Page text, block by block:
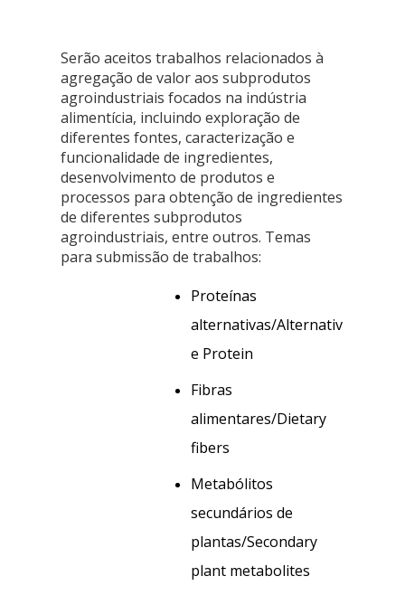
Serão aceitos trabalhos relacionados à
agregação de valor aos subprodutos
agroindustriais focados na indústria
alimentícia, incluindo exploração de
diferentes fontes, caracterização e
funcionalidade de ingredientes,
desenvolvimento de produtos e
processos para obtenção de ingredientes
de diferentes subprodutos
agroindustriais, entre outros. Temas
para submissão de trabalhos:
Proteínas
alternativas/Alternativ
e Protein
Fibras
alimentares/Dietary
fibers
Metabólitos
secundários de
plantas/Secondary
plant metabolites